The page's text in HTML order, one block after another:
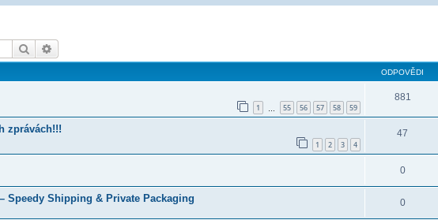
Hledat
ODPOVĚDI
1 55 56 57 58 59
881
zprávách!!!
1 2 3 4
47
0
Speedy Shipping & Private Packaging 0